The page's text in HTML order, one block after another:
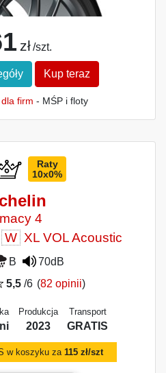
zł /szt.
Kup teraz
firm - MŚP i floty
Raty
10x0%
4
W XL VOL Acoustic
B
70dB
5,5/6 (82 opinii)
Produkcja
2023
Transport
GRATIS
w koszyku za115 zł/szt